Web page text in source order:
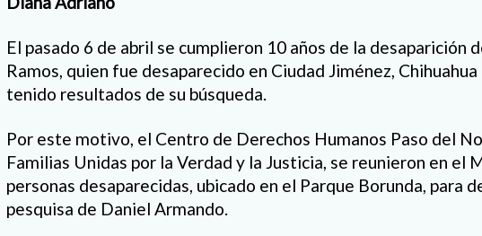
El pasado 6 de abril se cumplieron 10 años de la desaparición
Ramos, quien fue desaparecido en Ciudad Jiménez,
tenido resultados de su búsqueda.
Por este motivo, el Centro de Derechos Humanos Paso del
Familias Unidas por la Verdad y la Justicia, se reunieron en el
personas desaparecidas, ubicado en el Parque Borunda, para
pesquisa de Daniel Armando.